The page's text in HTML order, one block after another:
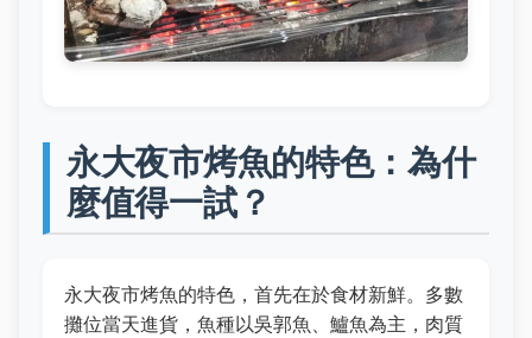
永大夜市烤魚的特色：為什
麼值得一試？
永大夜市烤魚的特色，首先在於食材新鮮。多數
攤位當天進貨，魚種以吳郭魚、鱸魚為主，肉質